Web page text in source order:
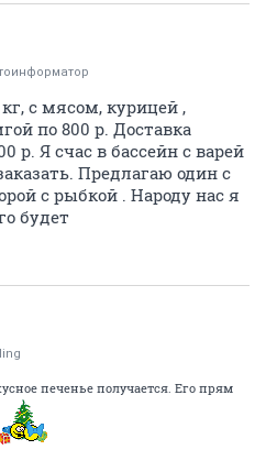
с мясом, курицей ,
по 800 р. Доставка
р. Я счас в бассейн с варей
Предлагаю один с
с рыбкой . Народу нас я
будет
печенье получается. Его прям